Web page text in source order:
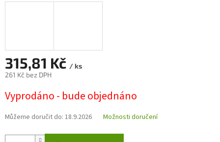
315,81 Kč / ks
261 Kč bez DPH
cena:
Vyprodáno - bude objednáno
Můžeme doručit do: 18.9.2026 Možnosti doručení